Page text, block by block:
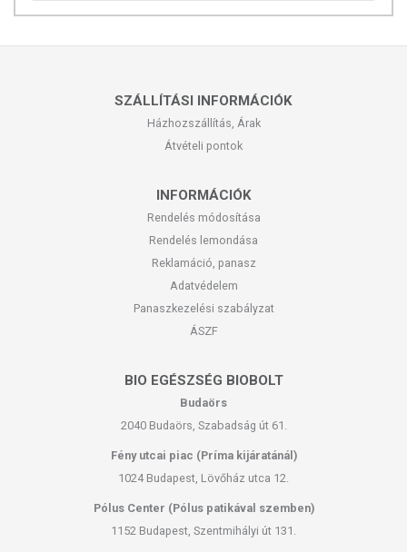
SZÁLLÍTÁSI INFORMÁCIÓK
Házhozszállítás, Árak
Átvételi pontok
INFORMÁCIÓK
Rendelés módosítása
Rendelés lemondása
Reklamáció, panasz
Adatvédelem
Panaszkezelési szabályzat
ÁSZF
BIO EGÉSZSÉG BIOBOLT
Budaörs
2040 Budaörs, Szabadság út 61.
Fény utcai piac (Príma kijáratánál)
1024 Budapest, Lövőház utca 12.
Pólus Center (Pólus patikával szemben)
1152 Budapest, Szentmihályi út 131.